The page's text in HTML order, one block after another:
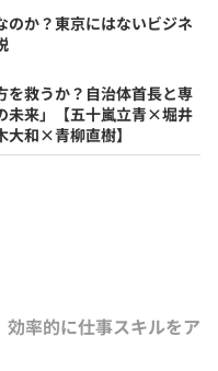
か？東京にはないビジネ
を救うか？自治体首長と専
未来」【五十嵐立青×堀井
和×青柳直樹】
率的に仕事スキルをア